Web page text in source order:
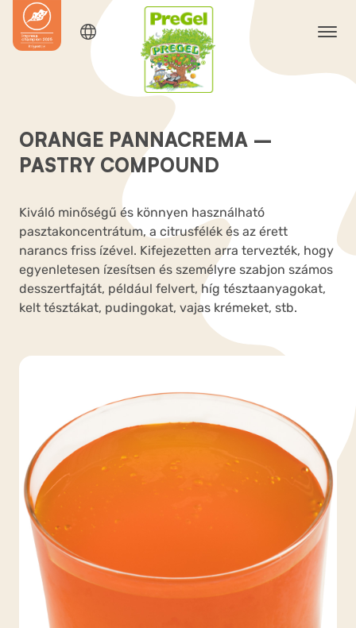
ORANGE PANNACREMA –
PASTRY COMPOUND
Kiváló minőségű és könnyen használható
pasztakoncentrátum, a citrusfélék és az érett
narancs friss ízével. Kifejezetten arra tervezték, hogy
egyenletesen ízesítsen és személyre szabjon számos
desszertfajtát, például felvert, híg tésztaanyagokat,
kelt tésztákat, pudingokat, vajas krémeket, stb.